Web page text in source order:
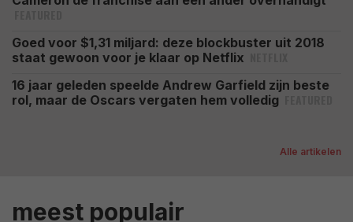
Goed voor $1,31 miljard: deze blockbuster uit 2018
staat gewoon voor je klaar op Netflix
16 jaar geleden speelde Andrew Garfield zijn beste
rol, maar de Oscars vergaten hem volledig
Alle artikelen
meest populair